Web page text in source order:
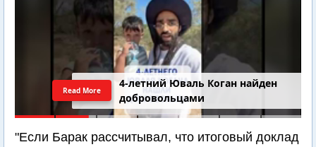
4-летний Юваль Коган найден
добровольцами
Read More
"Если Барак рассчитывал, что итоговый доклад